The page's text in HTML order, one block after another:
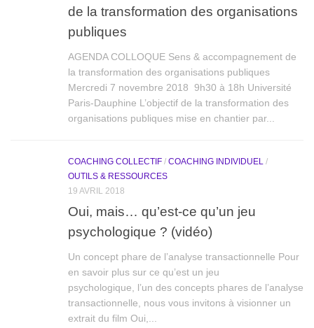
de la transformation des organisations
publiques
AGENDA COLLOQUE Sens & accompagnement de
la transformation des organisations publiques
Mercredi 7 novembre 2018 9h30 à 18h Université
Paris-Dauphine L’objectif de la transformation des
organisations publiques mise en chantier par...
COACHING COLLECTIF / COACHING INDIVIDUEL /
OUTILS & RESSOURCES
19 AVRIL 2018
Oui, mais… qu’est-ce qu’un jeu
psychologique ? (vidéo)
Un concept phare de l’analyse transactionnelle Pour
en savoir plus sur ce qu’est un jeu
psychologique, l’un des concepts phares de l’analyse
transactionnelle, nous vous invitons à visionner un
extrait du film Oui,...